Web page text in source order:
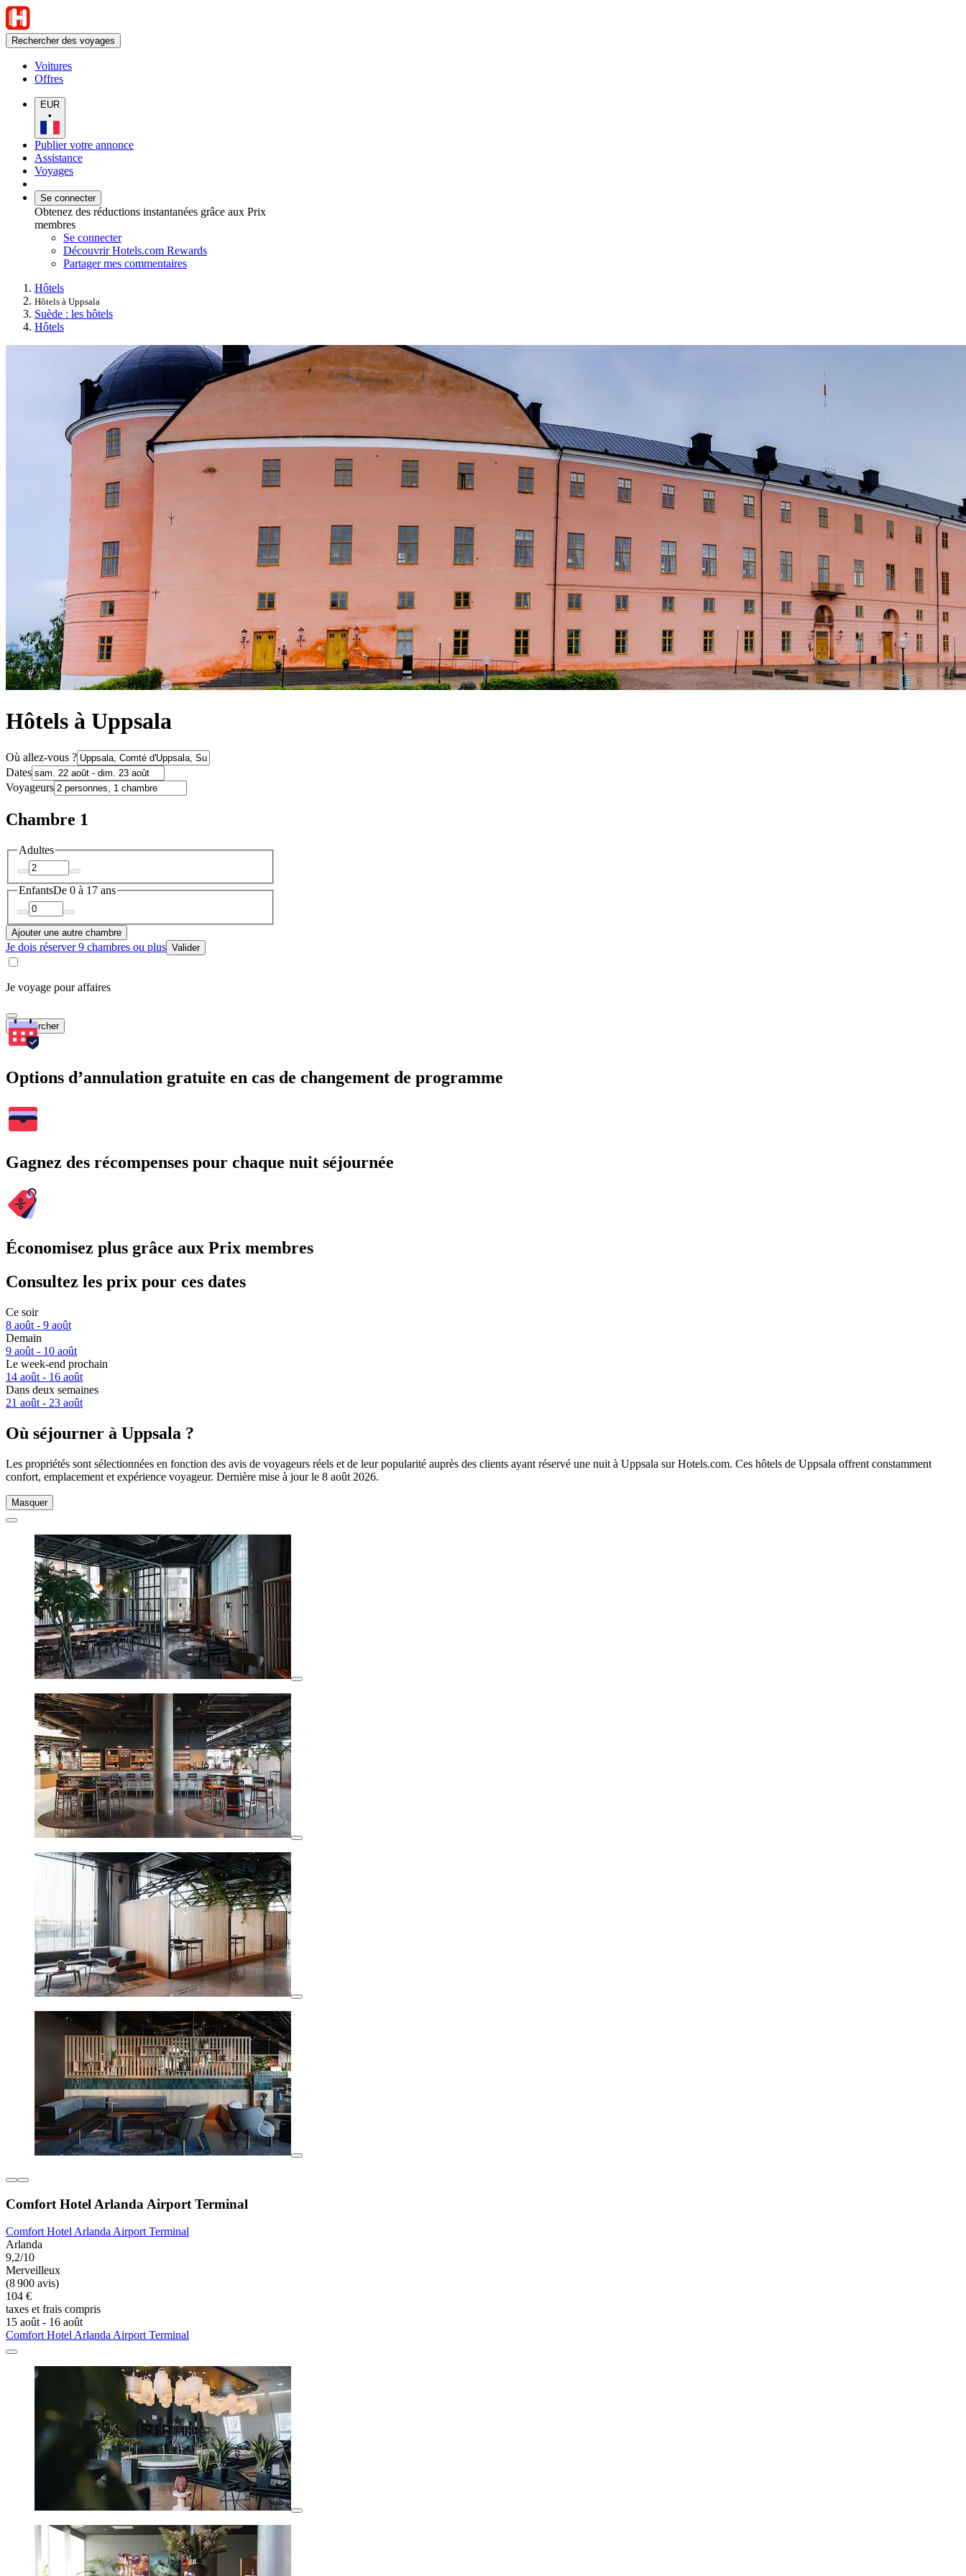
Rechercher des voyages
Voitures
Offres
EUR
•
Publier votre annonce
Assistance
Voyages
Se connecter
Obtenez des réductions instantanées grâce aux Prix
membres
Se connecter
Découvrir Hotels.com Rewards
Partager mes commentaires
Hôtels
Hôtels à Uppsala
Suède : les hôtels
Hôtels
Hôtels à Uppsala
Où allez-vous ?
Dates
Voyageurs
Chambre 1
Adultes
EnfantsDe 0 à 17 ans
Ajouter une autre chambre
Je dois réserver 9 chambres ou plus Valider
Je voyage pour affaires
Rechercher
Options d’annulation gratuite en cas de changement de programme
Gagnez des récompenses pour chaque nuit séjournée
Économisez plus grâce aux Prix membres
Consultez les prix pour ces dates
Ce soir
8 août - 9 août
Demain
9 août - 10 août
Le week-end prochain
14 août - 16 août
Dans deux semaines
21 août - 23 août
Où séjourner à Uppsala ?
Les propriétés sont sélectionnées en fonction des avis de voyageurs réels et de leur popularité auprès des clients ayant réservé une nuit à Uppsala sur Hotels.com. Ces hôtels de Uppsala offrent constamment
confort, emplacement et expérience voyageur. Dernière mise à jour le 8 août 2026.
Masquer
Comfort Hotel Arlanda Airport Terminal
Comfort Hotel Arlanda Airport Terminal
Arlanda
9,2/10
Merveilleux
(8 900 avis)
104 €
taxes et frais compris
15 août - 16 août
Comfort Hotel Arlanda Airport Terminal